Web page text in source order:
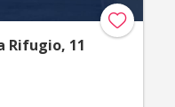
Rifugio, 11